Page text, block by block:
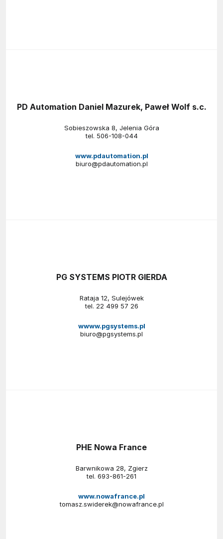
PD Automation Daniel Mazurek, Paweł Wolf s.c.
Sobieszowska 8, Jelenia Góra
tel. 506-108-044
www.pdautomation.pl
biuro@pdautomation.pl
PG SYSTEMS PIOTR GIERDA
Rataja 12, Sulejówek
tel. 22 499 57 26
wwww.pgsystems.pl
biuro@pgsystems.pl
PHE Nowa France
Barwnikowa 28, Zgierz
tel. 693-861-261
www.nowafrance.pl
tomasz.swiderek@nowafrance.pl